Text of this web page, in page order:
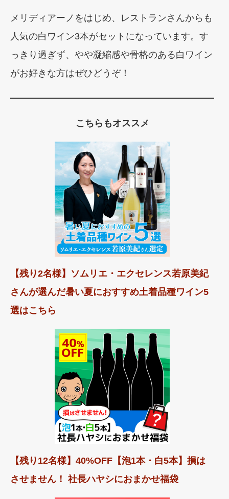
メリディアーノをはじめ、レストランさんからも
人気の白ワイン3本がセットになっています。す
っきり過ぎず、やや凝縮感や骨格のある白ワイン
がお好きな方はぜひどうぞ！
こちらもオススメ
【残り2名様】ソムリエ・エクセレンス若原美紀
さんが選んだ暑い夏におすすめ土着品種ワイン5
選はこちら
【残り12名様】40%OFF【泡1本・白5本】損は
させません！ 社長ハヤシにおまかせ福袋